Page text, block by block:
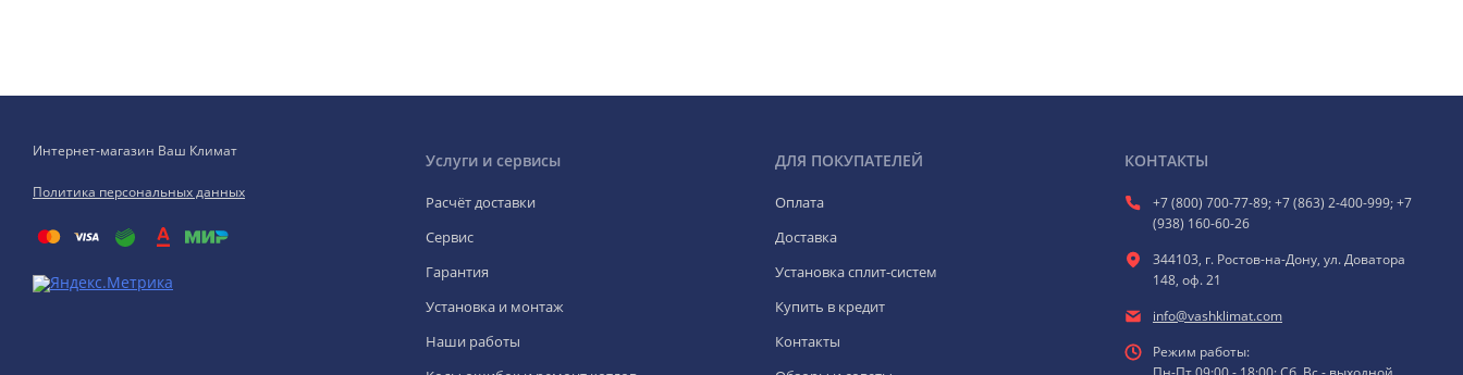
Интернет-магазин Ваш Климат
Политика персональных данных
Услуги и сервисы
Расчёт доставки
Сервис
Гарантия
Установка и монтаж
Наши работы
ДЛЯ ПОКУПАТЕЛЕЙ
Оплата
Доставка
Установка сплит-систем
Купить в кредит
Контакты
КОНТАКТЫ
+7 (800) 700-77-89; +7 (863) 2-400-999; +7
(938) 160-60-26
344103, г. Ростов-на-Дону, ул. Доватора
148, оф. 21
info@vashklimat.com
Режим работы: